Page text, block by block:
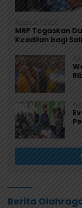
Agustus 7, 2026
MRP Tegaskan
Keadilan bagi
Berita